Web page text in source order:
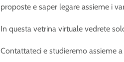
proposte e saper legare assieme i
In questa vetrina virtuale vedrete
Contattateci e studieremo assieme